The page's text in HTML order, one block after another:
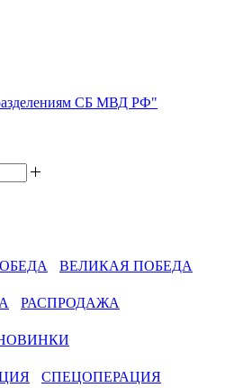
СБ МВД РФ"
ВЕЛИКАЯ ПОБЕДА
РАСПРОДАЖА
СПЕЦОПЕРАЦИЯ